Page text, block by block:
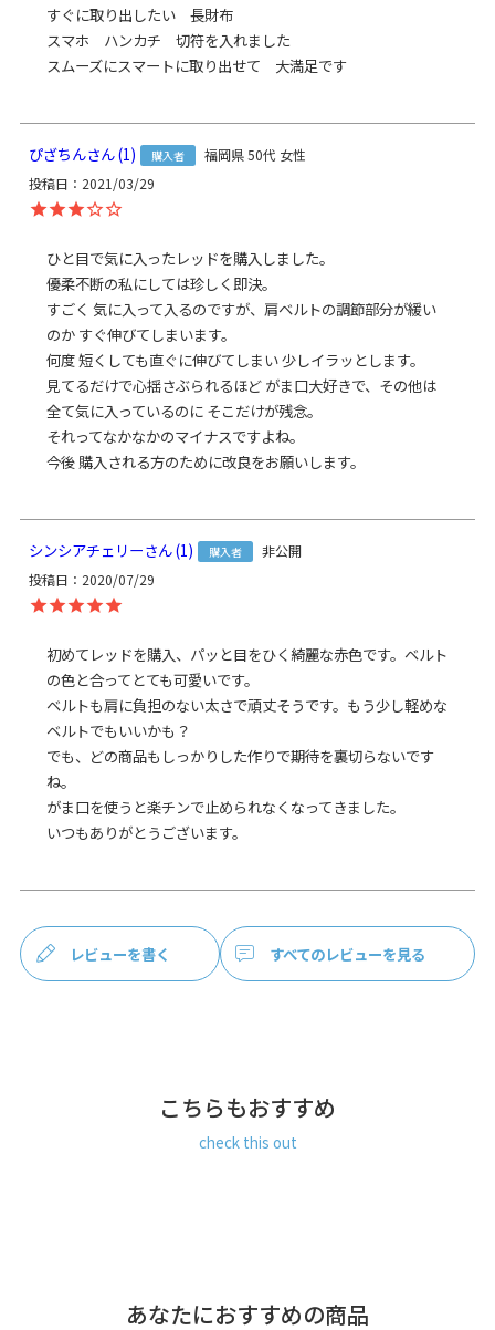
内寸：高さ 26cm、幅 16.5cm
内ポケット：高さ 11.5cm、幅 18cm
外ポケット：高さ 19.5cm、幅 18cm
＜ショルダーベルト＞ 3.8cm幅、長さ：約74.5～134cm（金
※商品サイズの表記はおおよその値となります。
※外寸は口金を含みます。
※内寸は口金を含みません。
＜袋＞ 表地：ポリエステル100％、裏地：ナイロン100％
ショルダーベルト：ポリエステル100％
＜口金＞ 鉄（アンティークゴールド）
日本製（京都秀和がま口製作所）
お支払方法 クレジットカード
Amazon Pay／楽天ペイ／PayPay
申し上げます。
規約に基づき返品、キャンセルもお受付でき
ます。
発送方法
※10,000円以上ご購入頂いた場合は送料無料になります。
商品説明
長財布が入るサイズが嬉しい、かさばらないショルダーバッ
グ。
コーデュラ（R）糸と再生PETのリサイクル糸で作られた、強
くて環境にやさしいファブリックを使用したシリーズの、四
す。ちょっとそこまでのお出かけにちょうど良いサイズ感。
底まで深さのある外ポケットが付いているので、スマホなど
POINT
・少なめの荷物がしっかり収まる収納力。
ショルダーベルトは74.5～134cmまで調節可能、小柄な女性
から背の高い男性まで幅広くカバー。また、幅が38mmある
ので肩に優しくフィットします。
COLOR
すぐに取り出したい　長財布
スマホ　ハンカチ　切符を入れました
スムーズにスマートに取り出せて　大満足です
ぴざちん 1 購入者 福岡県50代 女性
投稿日
2021/03/29
ひと目で気に入ったレッドを購入しました。
優柔不断の私にしては珍しく即決。
すごく 気に入って入るのですが、肩ベルトの調節部分が緩い
のか すぐ伸びてしまいます。
何度 短くしても直ぐに伸びてしまい 少しイラッとします。
見てるだけで心揺さぶられるほど がま口大好きで、その他は
全て気に入っているのに そこだけが残念。
それってなかなかのマイナスですよね。
今後 購入される方のために改良をお願いします。
シンシアチェリー 1 購入者
非公開
投稿日
2020/07/29
初めてレッドを購入、パッと目をひく綺麗な赤色です。ベルト
の色と合ってとても可愛いです。
ベルトも肩に負担のない太さで頑丈そうです。もう少し軽めな
ベルトでもいいかも？
でも、どの商品もしっかりした作りで期待を裏切らないです
ね。
がま口を使うと楽チンで止められなくなってきました。
いつもありがとうございます。
レビューを書く すべてのレビューを見る
こちらもおすすめ
check this out
あなたにおすすめの商品